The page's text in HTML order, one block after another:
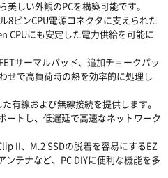
しい外観のPCを構築可能です。
8ピンCPU電源コネクタに支えられた
CPUにも安定した電力供給を可能に
サーマルパッド、追加チョークパッ
せで高負荷時の熱を効率的に処理し
有線および無線接続を提供します。
ートし、低遅延で高速なネットワーク
II、M.2 SSDの脱着を容易にするEZ
テナなど、PC DIYに便利な機能を多